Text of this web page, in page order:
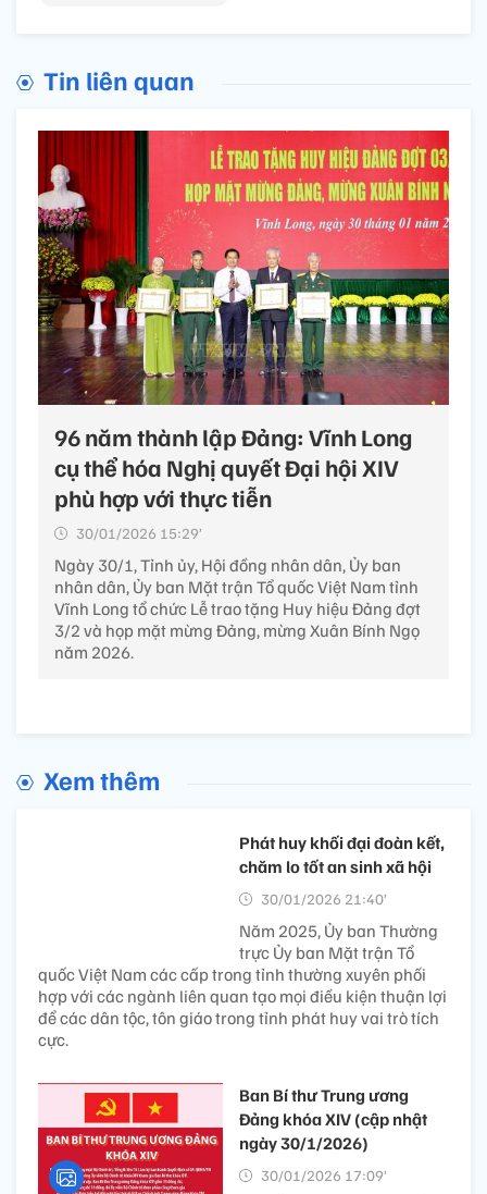
Tin liên quan
96 năm thành lập Đảng: Vĩnh Long
cụ thể hóa Nghị quyết Đại hội XIV
phù hợp với thực tiễn
30/01/2026 15:29’
Ngày 30/1, Tỉnh ủy, Hội đồng nhân dân, Ủy ban
nhân dân, Ủy ban Mặt trận Tổ quốc Việt Nam tỉnh
Vĩnh Long tổ chức Lễ trao tặng Huy hiệu Đảng đợt
3/2 và họp mặt mừng Đảng, mừng Xuân Bính Ngọ
năm 2026.
Xem thêm
Phát huy khối đại đoàn kết,
chăm lo tốt an sinh xã hội
30/01/2026 21:40’
Năm 2025, Ủy ban Thường
trực Ủy ban Mặt trận Tổ
quốc Việt Nam các cấp trong tỉnh thường xuyên phối
hợp với các ngành liên quan tạo mọi điều kiện thuận lợi
để các dân tộc, tôn giáo trong tỉnh phát huy vai trò tích
cực.
Ban Bí thư Trung ương
Đảng khóa XIV (cập nhật
ngày 30/1/2026)
30/01/2026 17:09’